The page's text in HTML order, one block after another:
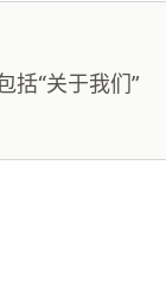
括“关于我们”